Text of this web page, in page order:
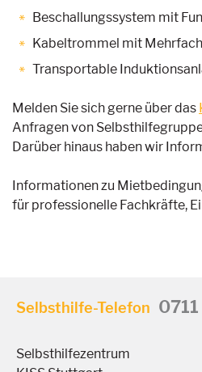
Beschallungssystem mit
Kabeltrommel mit
Transportable
Melden Sie sich gerne über das
Anfragen von
Darüber hinaus haben wir
Informationen zu
für professionelle Fachkräfte,
Selbsthilfe-Telefon
Selbsthilfezentrum